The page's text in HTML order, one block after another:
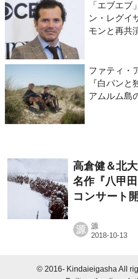
「エブエブ
ン・レグイ
モンと再共
ファティ・
『白パン
アムルム島
高倉健＆北
名作『八甲
コンサート
源 源
© 2016- Kindaieigasha All